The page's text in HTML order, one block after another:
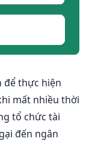
để thực hiện
mất nhiều thời
tổ chức tài
đến ngân